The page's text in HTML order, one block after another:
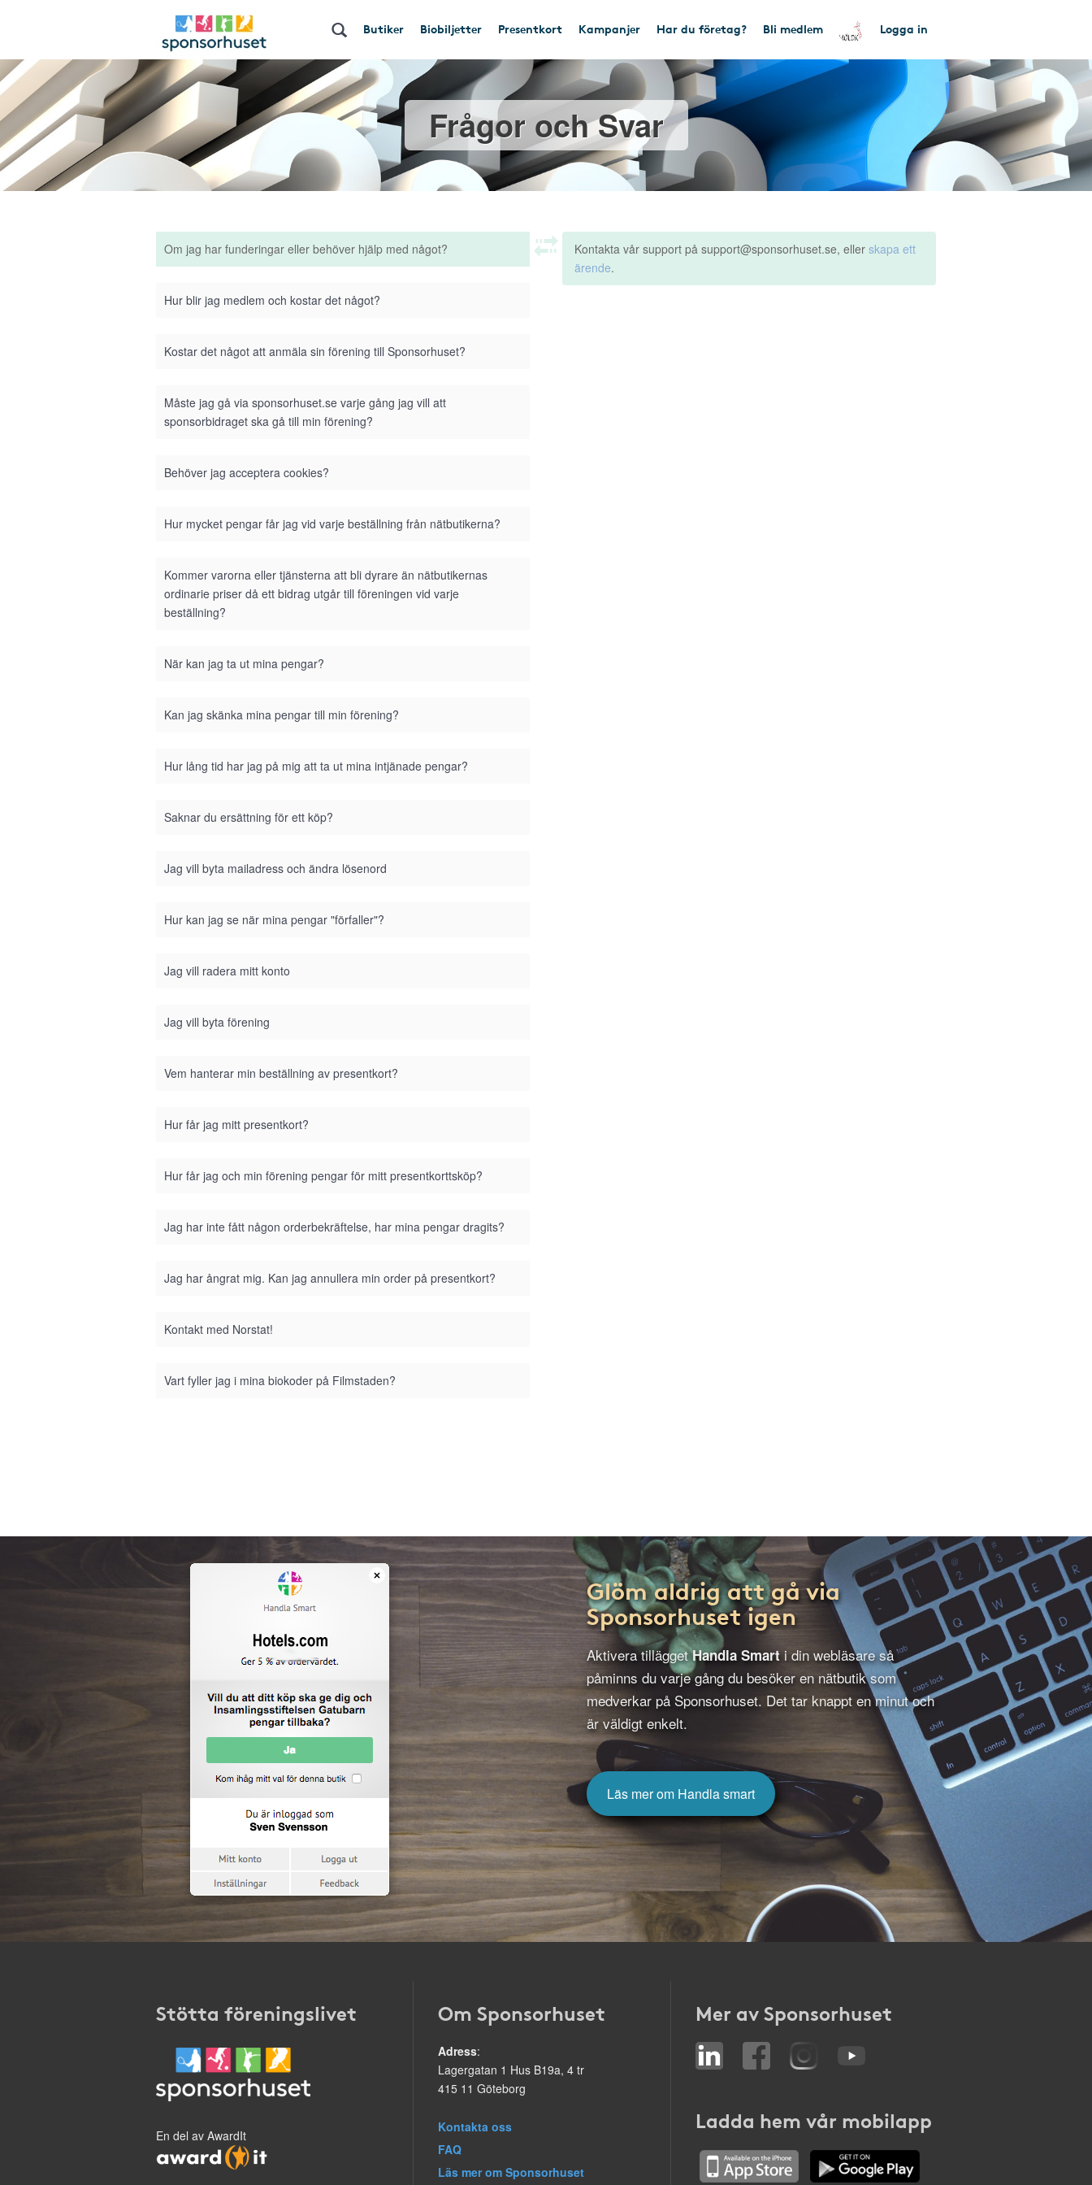
Butiker Biobiljetter Presentkort Kampanjer Har du företag? Bli medlem Logga in
Frågor och Svar
Om jag har funderingar eller behöver hjälp med något?
Hur blir jag medlem och kostar det något?
Kostar det något att anmäla sin förening till Sponsorhuset?
Måste jag gå via sponsorhuset.se varje gång jag vill att
sponsorbidraget ska gå till min förening?
Behöver jag acceptera cookies?
Hur mycket pengar får jag vid varje beställning från nätbutikerna?
Kommer varorna eller tjänsterna att bli dyrare än nätbutikernas
ordinarie priser då ett bidrag utgår till föreningen vid varje
beställning?
När kan jag ta ut mina pengar?
Kan jag skänka mina pengar till min förening?
Hur lång tid har jag på mig att ta ut mina intjänade pengar?
Saknar du ersättning för ett köp?
Jag vill byta mailadress och ändra lösenord
Hur kan jag se när mina pengar "förfaller"?
Jag vill radera mitt konto
Jag vill byta förening
Vem hanterar min beställning av presentkort?
Hur får jag mitt presentkort?
Hur får jag och min förening pengar för mitt presentkorttsköp?
Jag har inte fått någon orderbekräftelse, har mina pengar dragits?
Jag har ångrat mig. Kan jag annullera min order på presentkort?
Kontakt med Norstat!
Vart fyller jag i mina biokoder på Filmstaden?
Kontakta vår support på support@sponsorhuset.se, eller skapa ett
ärende.
Glöm aldrig att gå via
Sponsorhuset igen
Aktivera tilläggetHandla Smarti din webläsare så
påminns du varje gång du besöker en nätbutik som
medverkar på Sponsorhuset. Det tar knappt en minut och
är väldigt enkelt.
Läs mer om Handla smart
Stötta föreningslivet
En del av AwardIt
Om Sponsorhuset
Adress:
Lagergatan 1 Hus B19a, 4 tr
415 11 Göteborg
Kontakta oss
FAQ
Läs mer om Sponsorhuset
Mer av Sponsorhuset
Ladda hem vår mobilapp